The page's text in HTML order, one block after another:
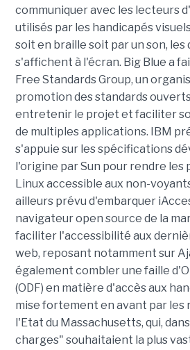
communiquer avec les lecteurs
utilisés par les handicapés
soit en braille soit par un son, les
s'affichent à l'écran. Big Blue a
Free Standards Group, un
promotion des standards
entretenir le projet et faciliter
de multiples applications. IBM
s'appuie sur les spécifications
l'origine par Sun pour rendre les
Linux accessible aux non-
ailleurs prévu d'embarquer
navigateur open source de la
faciliter l'accessibilité aux
web, reposant notamment sur
également combler une faille
(ODF) en matière d'accès aux
mise fortement en avant par les
l'Etat du Massachusetts, qui,
charges" souhaitaient la plus